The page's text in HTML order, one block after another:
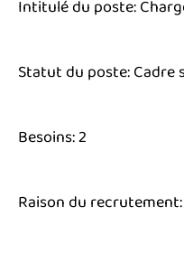
Intitulé du poste:
Statut du poste: Cadre
Besoins: 2
Raison du